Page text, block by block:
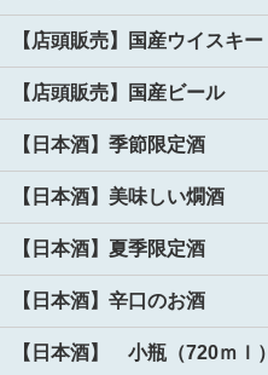
【店頭販売】国産ウイスキー
【店頭販売】国産ビール
【日本酒】季節限定酒
【日本酒】美味しい燗酒
【日本酒】夏季限定酒
【日本酒】辛口のお酒
【日本酒】 小瓶（720ｍｌ）